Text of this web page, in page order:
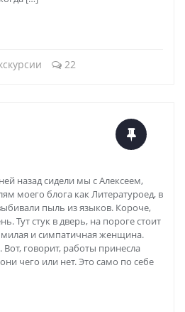
22
назад сидели мы с Алексеем,
моего блога как Литературоед, в
пыль из языков. Короче,
Тут стук в дверь, на пороге стоит
милая и симпатичная женщина.
Вот, говорит, работы принесла
чего или нет. Это само по себе